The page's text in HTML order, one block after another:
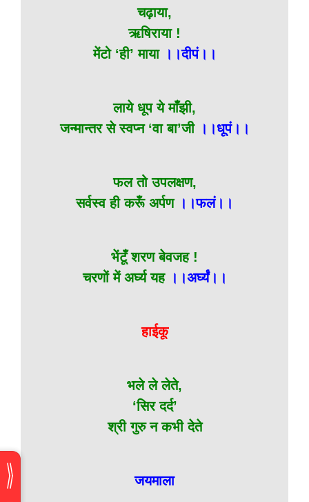
चढ़ाया,
ऋषिराया !
मेंटो ‘ही’ माया ।।दीपं।।
लाये धूप ये माँझी,
जन्मान्तर से स्वप्न ‘वा बा’जी।।धूपं।।
फल तो उपलक्षण,
सर्वस्व ही करूँ अर्पण ।।फलं।।
भेंटूँ शरण बेवजह !
चरणों में अर्घ्य यह ।।अर्घ्यं।।
हाईकू
भले ले लेते,
‘सिर दर्द’
श्री गुरु न कभी देते
जयमाला